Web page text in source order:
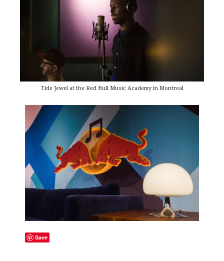
Tide Jewel at the Red Bull Music Academy in Montreal
Save